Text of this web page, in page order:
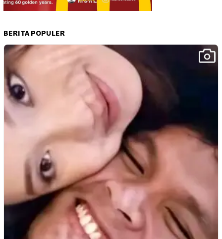
BERITA POPULER